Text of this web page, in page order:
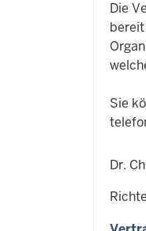
Die
Sie
Dr.